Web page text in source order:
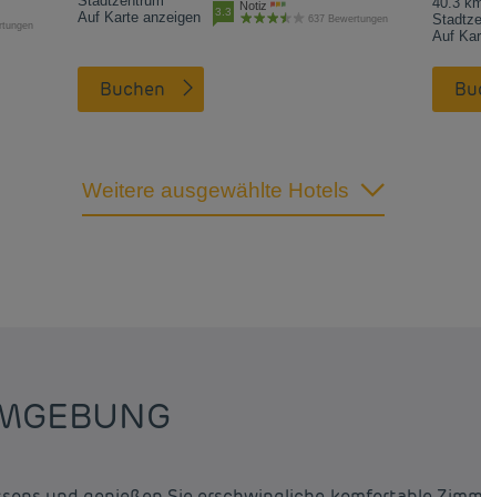
Auf Karte anzeigen
3.3 Notiz
637 Bewertungen
Buchen
Auf
Weitere ausgewählte Hotels